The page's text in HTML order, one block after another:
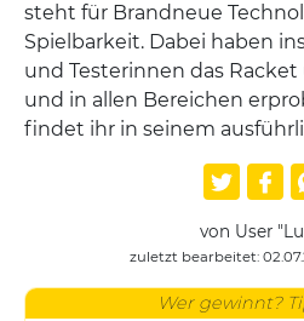
steht für Brandneue
Spielbarkeit. Dabei haben
und Testerinnen das
und in allen Bereichen
findet ihr in seinem
von User
zuletzt bearbeitet:
Wer gewinnt?